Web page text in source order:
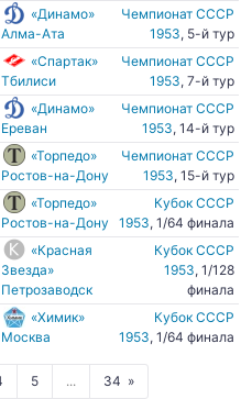
«Динамо»
Алма-Ата
Чемпионат СССР
1953, 5-й тур
«Спартак»
Тбилиси
Чемпионат СССР
1953, 7-й тур
«Динамо»
Ереван
Чемпионат СССР
1953, 14-й тур
«Торпедо»
Ростов-на-Дону
Чемпионат СССР
1953, 15-й тур
«Торпедо»
Ростов-на-Дону
Кубок СССР
1953, 1/64 финала
«Красная
Звезда»
Петрозаводск
Кубок СССР
1953, 1/128
финала
«Химик»
Москва
Кубок СССР
1953, 1/64 финала
5 ... 34